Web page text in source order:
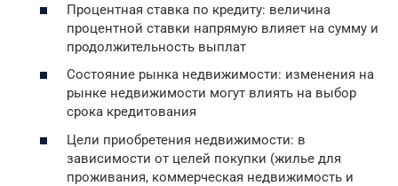
Процентная ставка по кредиту: величина
процентной ставки напрямую влияет на сумму и
продолжительность выплат
Состояние рынка недвижимости: изменения на
рынке недвижимости могут влиять на выбор
срока кредитования
Цели приобретения недвижимости: в
зависимости от целей покупки (жилье для
проживания, коммерческая недвижимость и